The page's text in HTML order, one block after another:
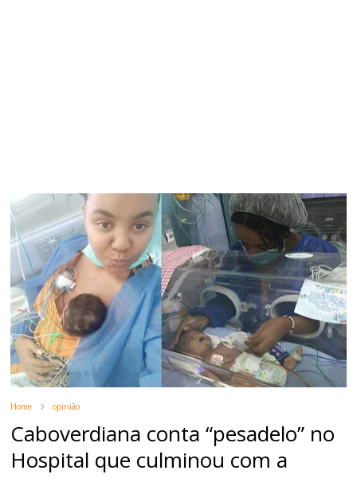
Home opinião
Caboverdiana conta “pesadelo” no
Hospital que culminou com a